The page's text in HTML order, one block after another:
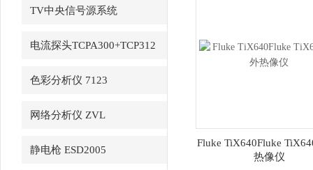
TV中央信号源系统
电流探头TCPA300+TCP312
色彩分析仪 7123
网络分析仪 ZVL
静电枪 ESD2005
Fluke TiX640Fluke
热像仪